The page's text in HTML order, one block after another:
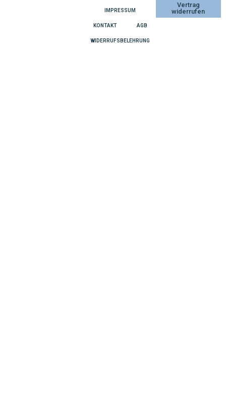
IMPRESSUM
KONTAKT AGB
WIDERRUFSBELEHRUNG
Vertrag
widerrufen